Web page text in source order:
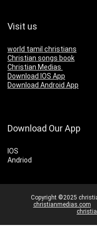
Visit us
world tamil christians
Christian songs book
Christian Medias
Download IOS App
Download Android App
Download Our App
IOS
Andriod
Copyright ©2025
christianmedias.com